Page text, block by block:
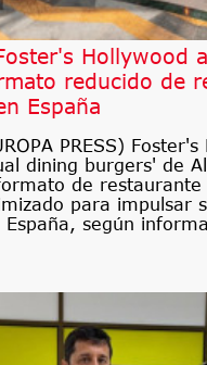
Hollywood
reducido de
España
PRESS)
dining burgers' de
de restaurante
para impulsar
según